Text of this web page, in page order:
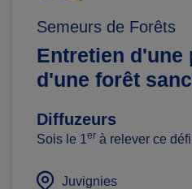
Semeurs de Forêts
Entretien d'une
d'une forêt
Diffuzeurs
Sois le 1er à relever ce
Juvignies